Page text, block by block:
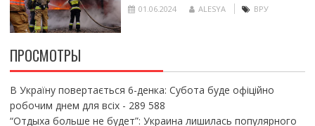
01.06.2024 ALESYA ВРУ
ПРОСМОТРЫ
В Україну повертається 6-денка: Субота буде офіційно
робочим днем для всіх- 289 588
“Отдыха больше не будет”: Украина лишилась популярного